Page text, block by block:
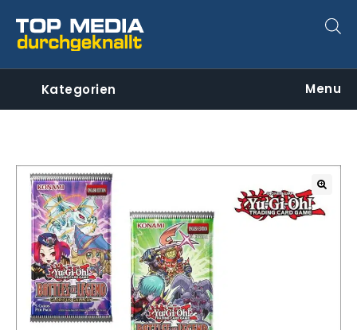
Kategorien Menu
🔍